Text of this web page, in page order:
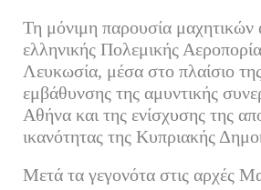
bo
ok
tte
r
ail ed
In
ρ
α
στ
εί
τε
Τη μόνιμη παρουσία
ελληνικής Πολεμικής
Λευκωσία, μέσα στο πλαίσιο
εμβάθυνσης της αμυντικής
Αθήνα και της ενίσχυσης της
ικανότητας της Κυπριακής
Μετά τα γεγονότα στις αρχές